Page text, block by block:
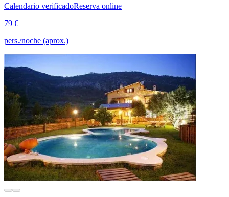
Calendario verificadoReserva online
79 €
pers./noche (aprox.)